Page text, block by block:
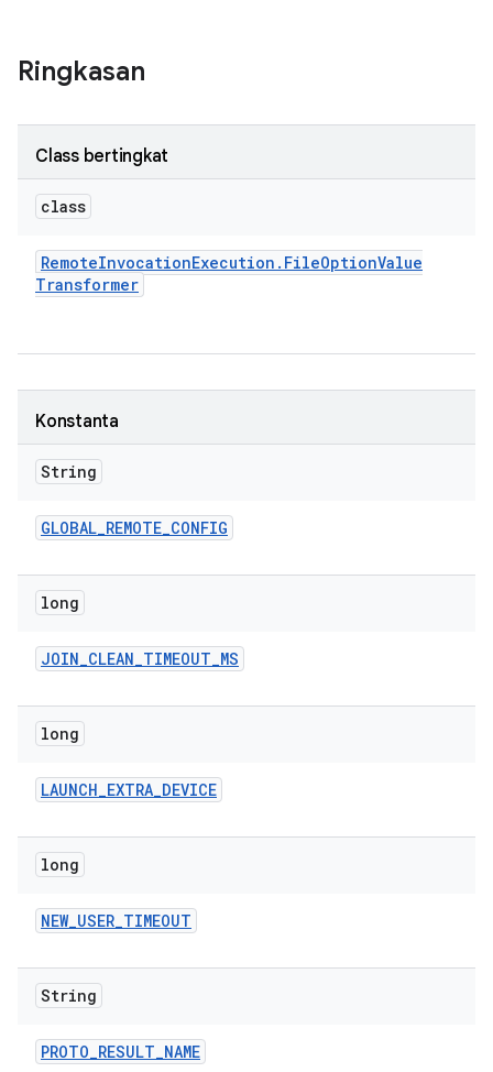
Ringkasan
Class bertingkat
class
RemoteInvocationExecution . FileOptionValue
Transformer
Konstanta
String
GLOBAL_REMOTE_CONFIG
long
JOIN_CLEAN_TIMEOUT_MS
long
LAUNCH_EXTRA_DEVICE
long
NEW_USER_TIMEOUT
String
PROTO_RESULT_NAME